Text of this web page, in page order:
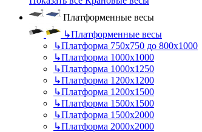
Платформенные весы
↳Платформенные весы
↳Платформа 750х750 до 800х1000
↳Платформа 1000х1000
↳Платформа 1000х1250
↳Платформа 1200х1200
↳Платформа 1200х1500
↳Платформа 1500х1500
↳Платформа 1500х2000
↳Платформа 2000х2000